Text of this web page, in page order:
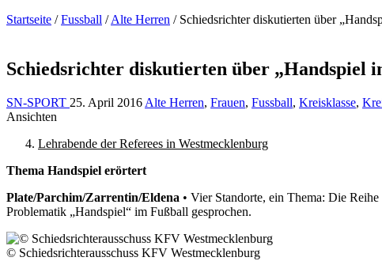
Startseite / Fussball / Alte Herren / Schiedsrichter diskutierten über
Schiedsrichter diskutierten über „Handspiel
SN-SPORT 25. April 2016 Alte Herren, Frauen, Fussball, Kreisklasse,
Ansichten
Lehrabende der Referees in Westmecklenburg
Thema Handspiel erörtert
Plate/Parchim/Zarrentin/Eldena • Vier Standorte, ein Thema: Die
Problematik „Handspiel“ im Fußball gesprochen.
© Schiedsrichterausschuss KFV Westmecklenburg